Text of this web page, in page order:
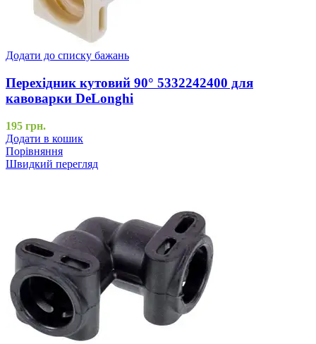
Додати до списку бажань
Перехідник кутовий 90° 5332242400 для
кавоварки DeLonghi
195 грн.
Додати в кошик
Порівняння
Швидкий перегляд